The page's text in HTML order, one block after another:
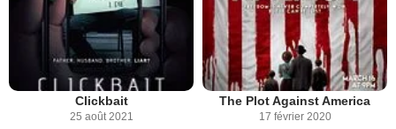
Clickbait
25 août 2021
The Plot Against America
17 février 2020